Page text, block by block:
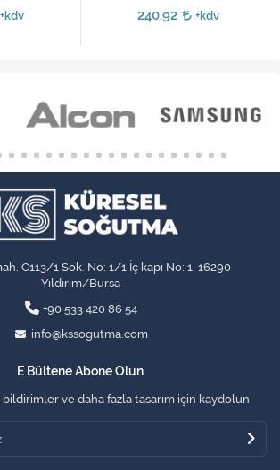
+kdv
2710540500
240,92 +kdv
C113/1 Sok. No: 1/1 İç kapı No: 1, 16290
Yıldırım/Bursa
+90 533 420 86 54
info@kssogutma.com
E Bültene Abone Olun
ve daha fazla tasarım için kaydolun